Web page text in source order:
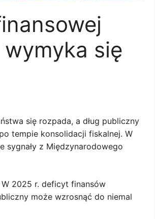
wymyka się
się rozpada, a dług publiczny
tempie konsolidacji fiskalnej. W
sygnały z Międzynarodowego
2025 r. deficyt finansów
może wzrosnąć do niemal